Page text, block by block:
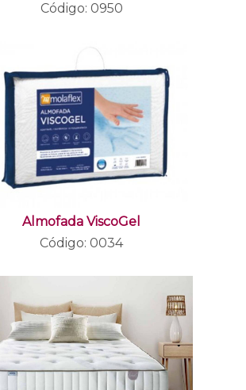
Código: 0950
Almofada ViscoGel
Código: 0034